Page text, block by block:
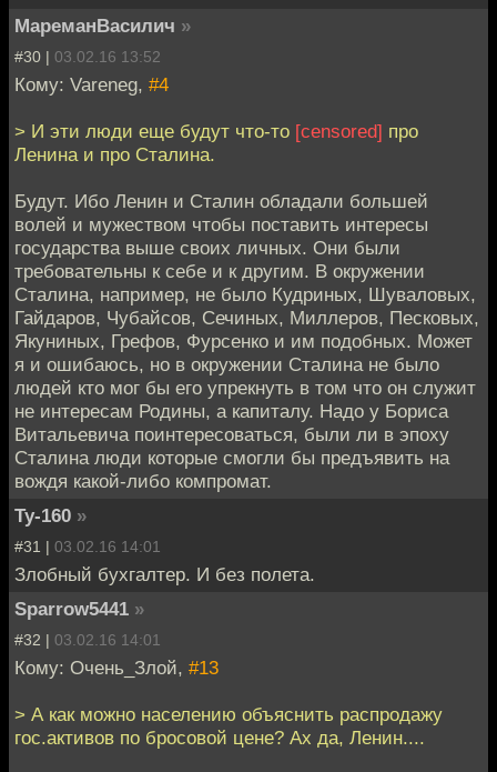
МареманВасилич »
#30 | 03.02.16 13:52
Кому: Vareneg, #4
> И эти люди еще будут что-то [censored] про
Ленина и про Сталина.
Будут. Ибо Ленин и Сталин обладали большей
волей и мужеством чтобы поставить интересы
государства выше своих личных. Они были
требовательны к себе и к другим. В окружении
Сталина, например, не было Кудриных, Шуваловых,
Гайдаров, Чубайсов, Сечиных, Миллеров, Песковых,
Якуниных, Грефов, Фурсенко и им подобных. Может
я и ошибаюсь, но в окружении Сталина не было
людей кто мог бы его упрекнуть в том что он служит
не интересам Родины, а капиталу. Надо у Бориса
Витальевича поинтересоваться, были ли в эпоху
Сталина люди которые смогли бы предъявить на
вождя какой-либо компромат.
Ту-160 »
#31 | 03.02.16 14:01
Злобный бухгалтер. И без полета.
Sparrow5441 »
#32 | 03.02.16 14:01
Кому: Очень_Злой, #13
> А как можно населению объяснить распродажу
гос.активов по бросовой цене? Ах да, Ленин....